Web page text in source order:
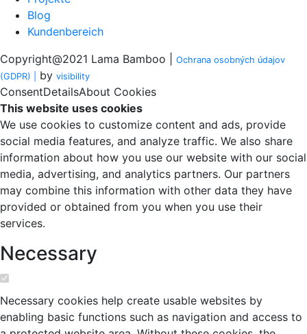
Blog
Kundenbereich
Copyright@2021 Lama Bamboo |
Ochrana osobných údajov
(GDPR) |
by visibility
ConsentDetailsAbout Cookies
This website uses cookies
We use cookies to customize content and ads, provide
social media features, and analyze traffic. We also share
information about how you use our website with our social
media, advertising, and analytics partners. Our partners
may combine this information with other data they have
provided or obtained from you when you use their
services.
Necessary
Necessary cookies help create usable websites by
enabling basic functions such as navigation and access to